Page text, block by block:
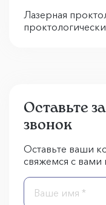
Лазерная
Оставьте
звонок
Оставьте ваши
свяжемся с